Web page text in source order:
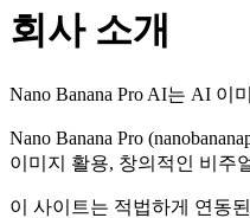
회사 소개
Nano Banana Pro AI는 AI
Nano Banana Pro
이미지 활용, 창의적인 비주
이 사이트는 적법하게 연동